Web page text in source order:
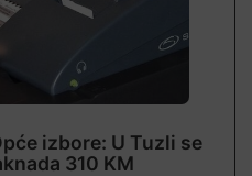
izbore: U Tuzli se
310 KM